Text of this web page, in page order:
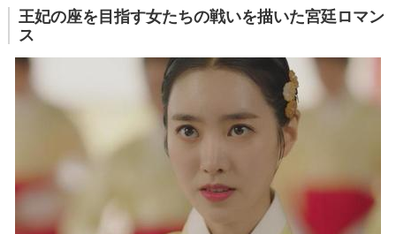
王妃の座を目指す女たちの戦いを描いた宮廷ロマン
ス